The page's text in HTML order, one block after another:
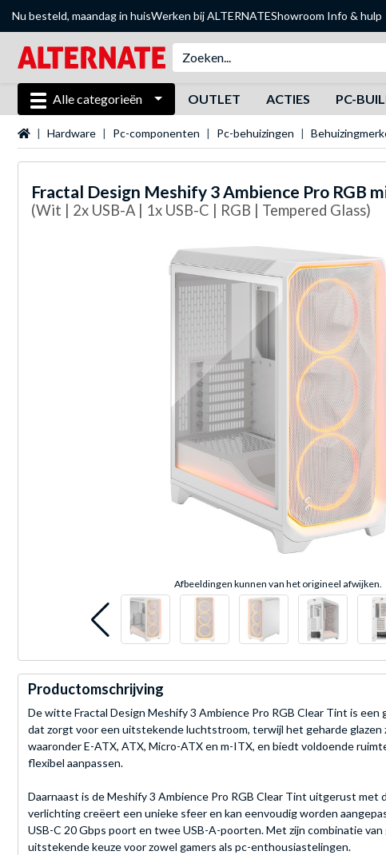
Nu besteld, maandag in huisWerken bij ALTERNATEShowroom Info & hulp
Alle categorieën OUTLET ACTIES PC-
Startpagina
Hardware Pc-componenten Pc-behuizingen
Fractal Design Meshify 3 Ambience Pro RGB
(Wit | 2x USB-A | 1x USB-C | RGB | Tempered Glass)
Afbeeldingen kunnen van het origineel afwijken.
Productomschrijving
De witte Fractal Design Meshify 3 Ambience Pro RGB Clear Tint is
dat zorgt voor een uitstekende luchtstroom, terwijl het geharde
waaronder E-ATX, ATX, Micro-ATX en m-ITX, en biedt voldoende
flexibel aanpassen.
Daarnaast is de Meshify 3 Ambience Pro RGB Clear Tint uitgerust
verlichting creëert een unieke sfeer en kan eenvoudig worden
USB-C 20 Gbps poort en twee USB-A-poorten. Met zijn combinatie
uitstekende keuze voor zowel gamers als pc-enthousiastelingen.